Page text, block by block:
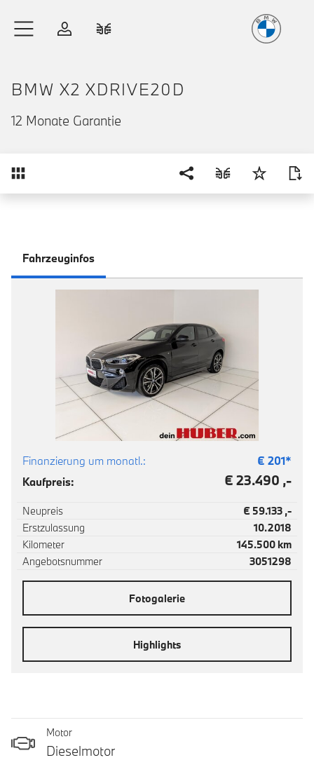
Anmelden
BMW X2 XDRIVE20D
12 Monate Garantie
Fahrzeuginfos
Finanzierung um monatl.: € 201*
Kaufpreis:
€ 23.490 ,-
Neupreis
€ 59.133 ,-
Erstzulassung
10.2018
Kilometer
145.500 km
Angebotsnummer
3051298
Fotogalerie
Highlights
Motor
Dieselmotor